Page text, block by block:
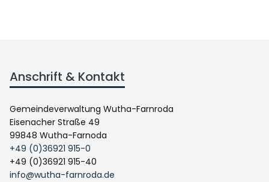
Anschrift & Kontakt
Gemeindeverwaltung Wutha-Farnroda
Eisenacher Straße 49
99848 Wutha-Farnoda
+49 (0)36921 915-0
+49 (0)36921 915-40
info@wutha-farnroda.de